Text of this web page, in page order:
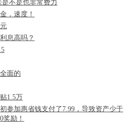
不是也非常费力
，速度！
息高吗？
面的
1.5万
参加惠省钱支付了7.99，导致资产少于
奖励！